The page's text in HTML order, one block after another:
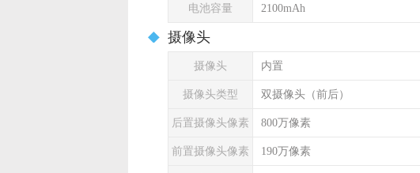
电池容量 2100mAh
摄像头
摄像头 内置
摄像头类型 双摄像头（前后）
后置摄像头像素 800万像素
前置摄像头像素 190万像素